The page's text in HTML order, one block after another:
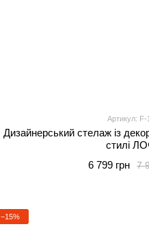
Артикул: F-
Дизайнерський стелаж із
стилі
7
6 799 грн
−15%